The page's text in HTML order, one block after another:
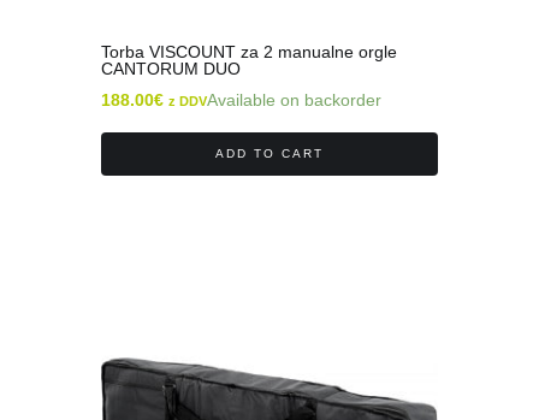
Torba VISCOUNT za 2 manualne orgle
CANTORUM DUO
188.00€ z DDVAvailable on backorder
ADD TO CART